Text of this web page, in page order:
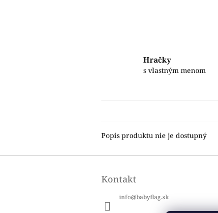
Hračky
s vlastným menom
Popis produktu nie je dostupný
Kontakt
info@babyflag.sk